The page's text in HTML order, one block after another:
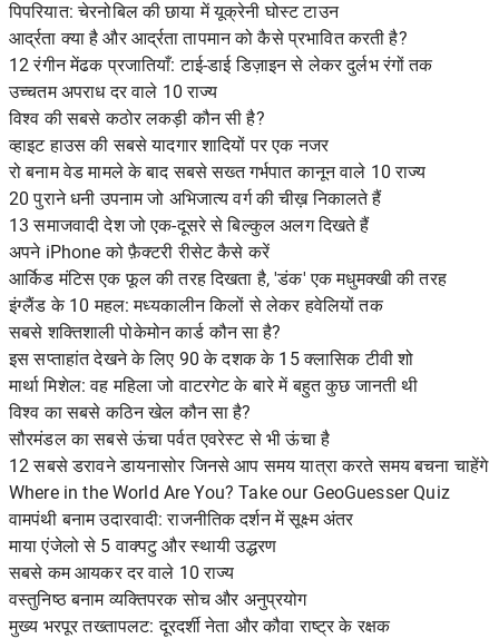
पिपरियात: चेरनोबिल की छाया में यूक्रेनी घोस्ट टाउन
आर्द्रता क्या है और आर्द्रता तापमान को कैसे प्रभावित करती है?
12 रंगीन मेंढक प्रजातियाँ: टाई-डाई डिज़ाइन से लेकर दुर्लभ रंगों तक
उच्चतम अपराध दर वाले 10 राज्य
विश्व की सबसे कठोर लकड़ी कौन सी है?
व्हाइट हाउस की सबसे यादगार शादियों पर एक नजर
रो बनाम वेड मामले के बाद सबसे सख्त गर्भपात कानून वाले 10 राज्य
20 पुराने धनी उपनाम जो अभिजात्य वर्ग की चीख़ निकालते हैं
13 समाजवादी देश जो एक-दूसरे से बिल्कुल अलग दिखते हैं
अपने iPhone को फ़ैक्टरी रीसेट कैसे करें
आर्किड मंटिस एक फूल की तरह दिखता है, 'डंक' एक मधुमक्खी की तरह
इंग्लैंड के 10 महल: मध्यकालीन किलों से लेकर हवेलियों तक
सबसे शक्तिशाली पोकेमोन कार्ड कौन सा है?
इस सप्ताहांत देखने के लिए 90 के दशक के 15 क्लासिक टीवी शो
मार्था मिशेल: वह महिला जो वाटरगेट के बारे में बहुत कुछ जानती थी
विश्व का सबसे कठिन खेल कौन सा है?
सौरमंडल का सबसे ऊंचा पर्वत एवरेस्ट से भी ऊंचा है
12 सबसे डरावने डायनासोर जिनसे आप समय यात्रा करते समय बचना चाहेंगे
Where in the World Are You? Take our GeoGuesser Quiz
वामपंथी बनाम उदारवादी: राजनीतिक दर्शन में सूक्ष्म अंतर
माया एंजेलो से 5 वाक्पटु और स्थायी उद्धरण
सबसे कम आयकर दर वाले 10 राज्य
वस्तुनिष्ठ बनाम व्यक्तिपरक सोच और अनुप्रयोग
मुख्य भरपूर तख्तापलट: दूरदर्शी नेता और कौवा राष्ट्र के रक्षक